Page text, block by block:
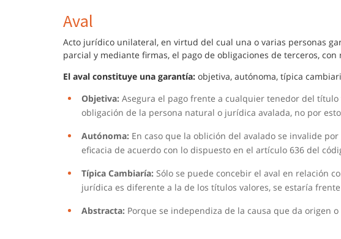
Aval
Acto jurídico unilateral, en virtud del cual una o varias personas
parcial y mediante firmas, el pago de obligaciones de terceros,
El aval constituye una garantía: objetiva, autónoma, típica
Objetiva: Asegura el pago frente a cualquier tenedor del
obligación de la persona natural o jurídica avalada, no por
Autónoma: En caso que la oblición del avalado se invalide
eficacia de acuerdo con lo dispuesto en el artículo 636 del
Típica Cambiaría: Sólo se puede concebir el aval en relación
jurídica es diferente a la de los títulos valores, se estaría
Abstracta: Porque se independiza de la causa que da origen